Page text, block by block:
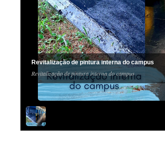
Revitalização de pintura interna do campus
Revitalização de pintura interna do campus